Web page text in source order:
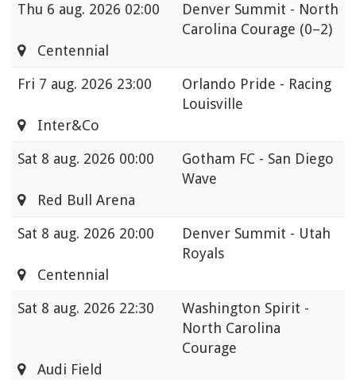
Thu 6 aug. 2026 02:00
Denver Summit - North
Carolina Courage (0–2)
Centennial
Fri 7 aug. 2026 23:00
Orlando Pride - Racing
Louisville
Inter&Co
Sat 8 aug. 2026 00:00
Gotham FC - San Diego
Wave
Red Bull Arena
Sat 8 aug. 2026 20:00
Denver Summit - Utah
Royals
Centennial
Sat 8 aug. 2026 22:30
Washington Spirit -
North Carolina
Courage
Audi Field